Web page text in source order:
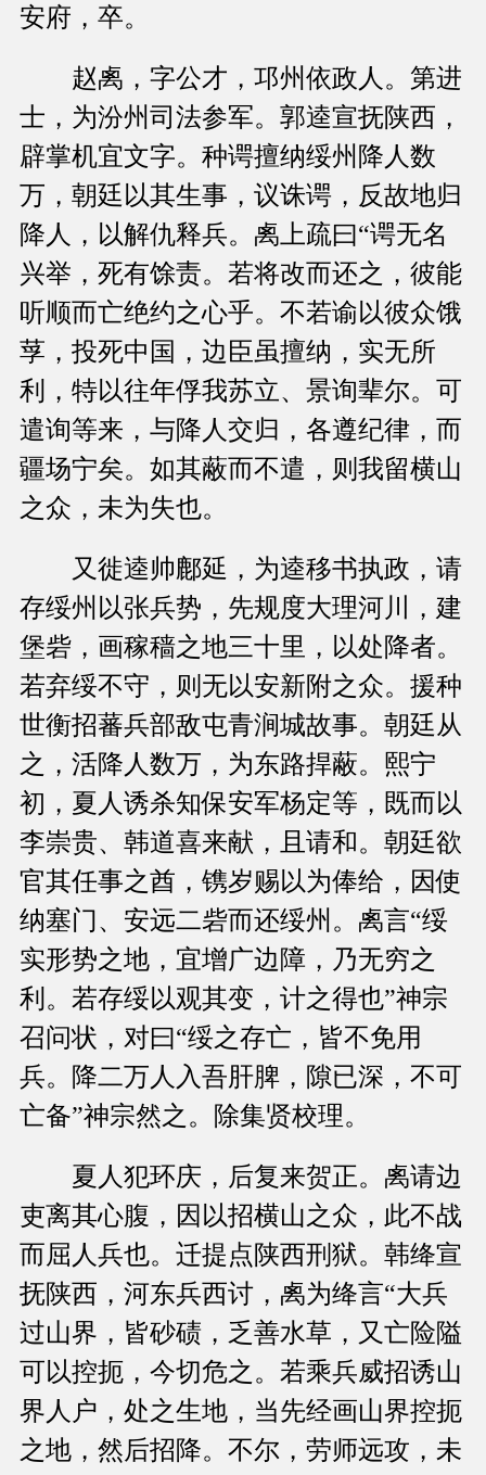
安府，卒。
赵禼，字公才，邛州依政人。第进
士，为汾州司法参军。郭逵宣抚陕西，
辟掌机宜文字。种谔擅纳绥州降人数
万，朝廷以其生事，议诛谔，反故地归
降人，以解仇释兵。禼上疏曰“谔无名
兴举，死有馀责。若将改而还之，彼能
听顺而亡绝约之心乎。不若谕以彼众饿
莩，投死中国，边臣虽擅纳，实无所
利，特以往年俘我苏立、景询辈尔。可
遣询等来，与降人交归，各遵纪律，而
疆场宁矣。如其蔽而不遣，则我留横山
之众，未为失也。
又徙逵帅鄜延，为逵移书执政，请
存绥州以张兵势，先规度大理河川，建
堡砦，画稼穑之地三十里，以处降者。
若弃绥不守，则无以安新附之众。援种
世衡招蕃兵部敌屯青涧城故事。朝廷从
之，活降人数万，为东路捍蔽。熙宁
初，夏人诱杀知保安军杨定等，既而以
李崇贵、韩道喜来献，且请和。朝廷欲
官其任事之酋，镌岁赐以为俸给，因使
纳塞门、安远二砦而还绥州。禼言“绥
实形势之地，宜增广边障，乃无穷之
利。若存绥以观其变，计之得也”神宗
召问状，对曰“绥之存亡，皆不免用
兵。降二万人入吾肝脾，隙已深，不可
亡备”神宗然之。除集贤校理。
夏人犯环庆，后复来贺正。禼请边
吏离其心腹，因以招横山之众，此不战
而屈人兵也。迁提点陕西刑狱。韩绛宣
抚陕西，河东兵西讨，禼为绛言“大兵
过山界，皆砂碛，乏善水草，又亡险隘
可以控扼，今切危之。若乘兵威招诱山
界人户，处之生地，当先经画山界控扼
之地，然后招降。不尔，劳师远攻，未